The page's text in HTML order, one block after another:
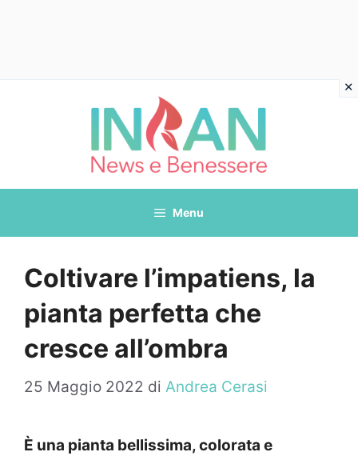
Menu
Coltivare l’impatiens, la
pianta perfetta che
cresce all’ombra
25 Maggio 2022 di Andrea Cerasi
È una pianta bellissima, colorata e